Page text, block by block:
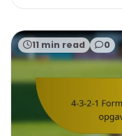
11 min read 0